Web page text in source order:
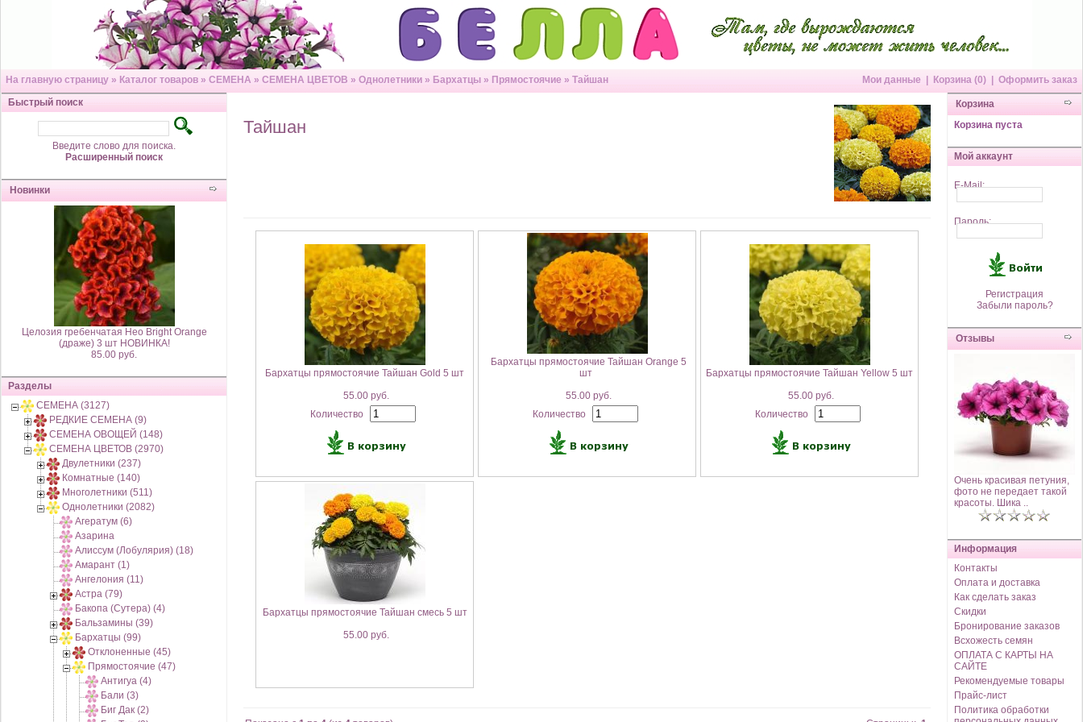
На главную страницу » Каталог товаров » СЕМЕНА » СЕМЕНА ЦВЕТОВ » Однолетники » Бархатцы » Прямостоячие » Тайшан Мои данные Корзина (0)
Оформить заказ
Быстрый поиск
Введите слово для поиска.
Расширенный поиск
Новинки
Целозия гребенчатая Нео Bright Orange
(драже) 3 шт НОВИНКА!
85.00 руб.
Разделы
СЕМЕНА (3127)
РЕДКИЕ СЕМЕНА (9)
СЕМЕНА ОВОЩЕЙ (148)
СЕМЕНА ЦВЕТОВ (2970)
Двулетники (237)
Комнатные (140)
Многолетники (511)
Однолетники (2082)
Агератум (6)
Азарина
Алиссум (Лобулярия) (18)
Амарант (1)
Ангелония (11)
Астра (79)
Бакопа (Сутера) (4)
Бальзамины (39)
Бархатцы (99)
Отклоненные (45)
Прямостоячие (47)
Антигуа (4)
Бали (3)
Биг Дак (2)
Тайшан
Бархатцы прямостоячие Тайшан Gold 5 шт
55.00 руб.
Количество
Бархатцы прямостоячие Тайшан Orange 5
шт
55.00 руб.
Количество
Бархатцы прямостоячие Тайшан Yellow 5 шт
55.00 руб.
Количество
Бархатцы прямостоячие Тайшан смесь 5 шт
55.00 руб.
Корзина
Корзина пуста
Мой аккаунт
E-Mail:
Пароль:
Регистрация
Забыли пароль?
Отзывы
Очень красивая петуния,
фото не передает такой
красоты. Шика ..
Информация
Контакты
Оплата и доставка
Как сделать заказ
Скидки
Бронирование заказов
Всхожесть семян
ОПЛАТА С КАРТЫ НА
САЙТЕ
Рекомендуемые товары
Прайс-лист
Политика обработки